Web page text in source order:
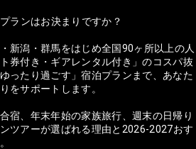
ランはお決まりですか？
新潟・群馬をはじめ全国90ヶ所以上の人
券付き・ギアレンタル付き」のコスパ抜
ったり過ごす」宿泊プランまで、あなた
をサポートします。
宿、年末年始の家族旅行、週末の日帰り
ツアーが選ばれる理由と2026-2027おす